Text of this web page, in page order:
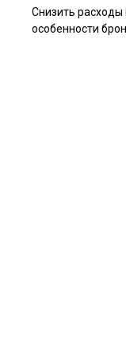
Снизить
особенности